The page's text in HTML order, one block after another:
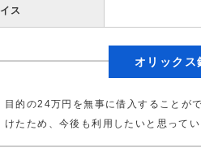
イス
オリックス
目的の24万円を無事に借入することが
けたため、今後も利用したいと思ってい